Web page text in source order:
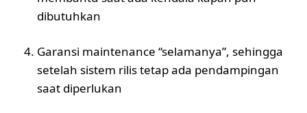
dibutuhkan
Garansi maintenance “selamanya”, sehingga
setelah sistem rilis tetap ada pendampingan
saat diperlukan